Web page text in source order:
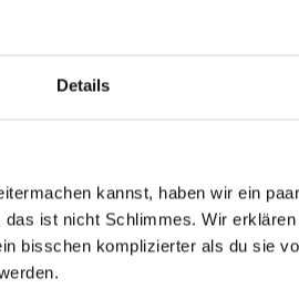
Details
kannst, haben wir ein
ist nicht Schlimmes. Wir
bisschen komplizierter als du sie
richtig an?